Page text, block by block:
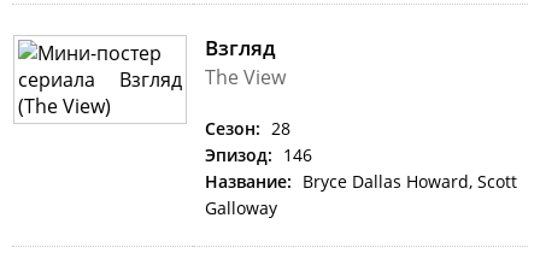
Взгляд
The View
Сезон: 28
Эпизод: 146
Название: Bryce Dallas Howard, Scott
Galloway